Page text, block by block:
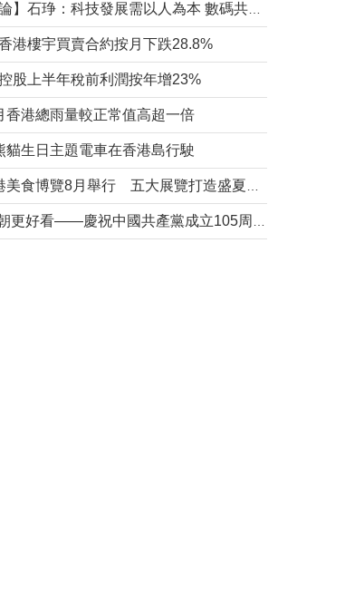
港樓宇買賣合約按月下跌28.8%
股上半年稅前利潤按年增23%
香港總雨量較正常值高超一倍
貓生日主題電車在香港島行駛